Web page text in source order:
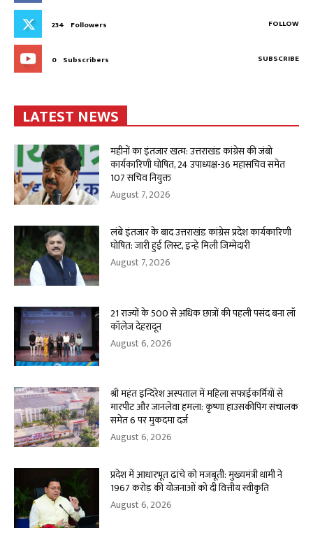
234 Followers FOLLOW
0 Subscribers SUBSCRIBE
LATEST NEWS
महीनों का इंतजार खत्म: उत्तराखंड कांग्रेस की जंबो
कार्यकारिणी घोषित, 24 उपाध्यक्ष-36 महासचिव समेत
107 सचिव नियुक्त
August 7, 2026
लंबे इंतजार के बाद उत्तराखंड कांग्रेस प्रदेश कार्यकारिणी
घोषित: जारी हुई लिस्ट, इन्हे मिली जिम्मेदारी
August 7, 2026
21 राज्यों के 500 से अधिक छात्रों की पहली पसंद बना लॉ
कॉलेज देहरादून
August 6, 2026
श्री महंत इन्दिरेश अस्पताल में महिला सफाईकर्मियों से
मारपीट और जानलेवा हमला: कृष्णा हाउसकीपिंग संचालक
समेत 6 पर मुकदमा दर्ज
August 6, 2026
प्रदेश में आधारभूत ढांचे को मजबूती: मुख्यमंत्री धामी ने
1967 करोड़ की योजनाओं को दी वित्तीय स्वीकृति
August 6, 2026